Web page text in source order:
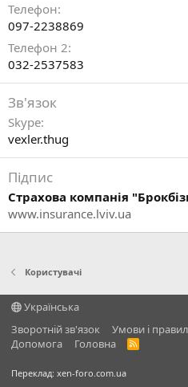
Телефон
097-2238869
Телефон 2
032-2537583
Зв'язок
Skype
vexler.thug
Підпис
Страхова компанія
www.insurance.lviv.ua
Користувачі
Українська
Зворотній зв'язок
Умови і
Дoпoмoга
Головна
R
Переклад: xen-foro.com.ua